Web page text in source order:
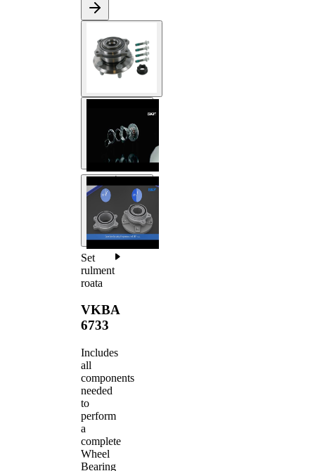
Set
rulment
roata
VKBA
6733
Includes
all
components
needed
to
perform
a
complete
Wheel
Bearing